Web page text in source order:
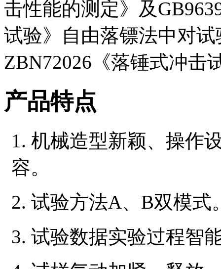
击性能的测定》及
试验》自由落镖法中对
ZBN72026《落锤式冲击
产品特点
1. 机械造型新颖、操作
容。
2. 试验方法A、B双模式
3. 试验数据实验过程智